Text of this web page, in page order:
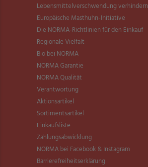
Lebensmittel­verschwendung verhindern
Europäische Masthuhn-Initiative
Die NORMA-Richtlinien für den Einkauf
Regionale Vielfalt
Bio bei NORMA
NORMA Garantie
NORMA Qualität
Verantwortung
Aktionsartikel
Sortimentsartikel
Einkaufsliste
Zahlungsabwicklung
NORMA bei Facebook & Instagram
Barrierefreiheitserklärung